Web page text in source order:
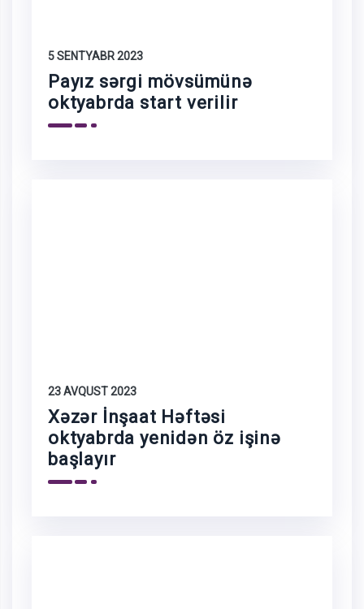
5 SENTYABR 2023
Payız sərgi mövsümünə
oktyabrda start verilir
23 AVQUST 2023
Xəzər İnşaat Həftəsi
oktyabrda yenidən öz işinə
başlayır